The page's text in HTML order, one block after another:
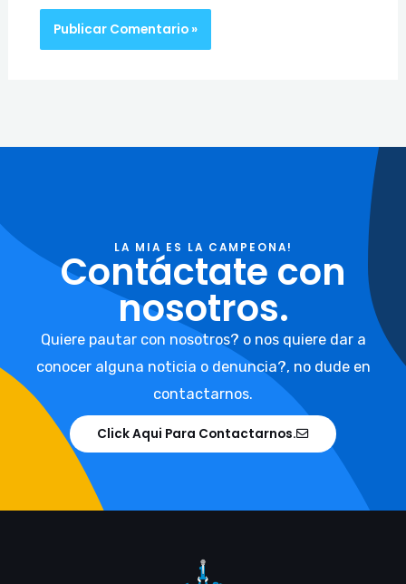
LA MIA ES LA CAMPEONA!
Contáctate con
nosotros.
Quiere pautar con nosotros? o nos quiere dar a
conocer alguna noticia o denuncia?, no dude en
contactarnos.
Click Aqui Para Contactarnos.